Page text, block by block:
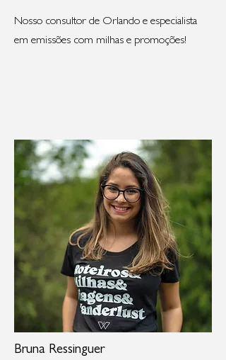
Nosso consultor de Orlando e especialista
em emissões com milhas e promoções!
Bruna Ressinguer